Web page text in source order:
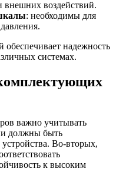
внешних воздействий.
: необходимы для
обеспечивает надежность
системах.
важно учитывать
должны быть
Во-вторых,
к высоким